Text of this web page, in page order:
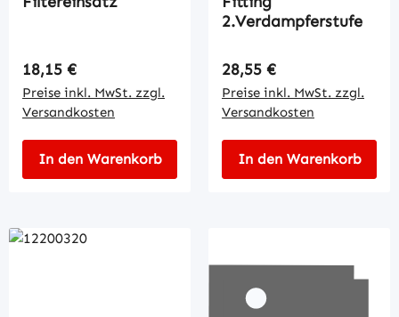
Regulärer Preis:
18,15 €
Preise inkl. MwSt. zzgl.
Versandkosten
In den Warenkorb
2.Verdampferstufe
Regulärer Preis:
28,55 €
Preise inkl. MwSt. zzgl.
Versandkosten
In den Warenkorb